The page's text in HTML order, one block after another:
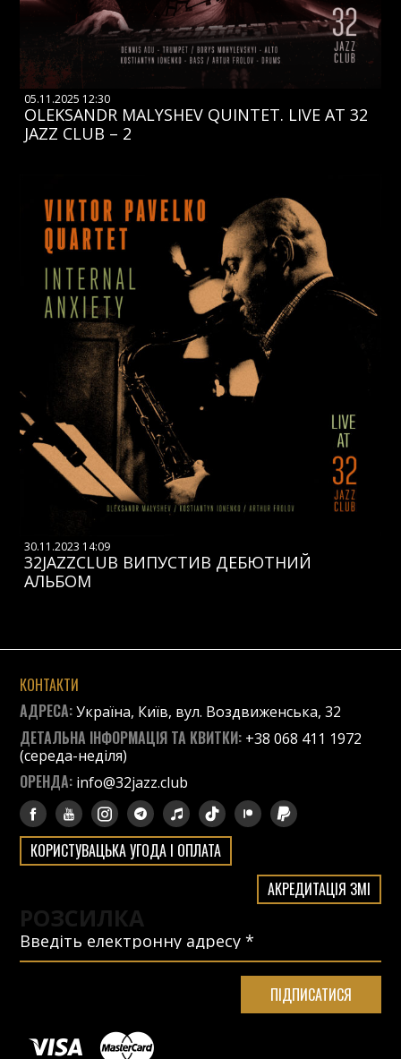
05.11.2025 12:30
OLEKSANDR MALYSHEV QUINTET. LIVE AT 32
JAZZ CLUB – 2
30.11.2023 14:09
32JAZZCLUB ВИПУСТИВ ДЕБЮТНИЙ
АЛЬБОМ
КОНТАКТИ
АДРЕСА:Україна, Київ, вул. Воздвиженська, 32
ДЕТАЛЬНА ІНФОРМАЦІЯ ТА КВИТКИ: +38 068 411 1972
(середа-неділя)
ОРЕНДА: info@32jazz.club
КОРИСТУВАЦЬКА УГОДА І ОПЛАТА
АКРЕДИТАЦІЯ ЗМІ
РОЗСИЛКА